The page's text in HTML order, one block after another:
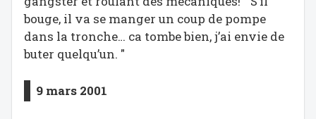
bouge, il va se manger un coup de pompe
dans la tronche… ca tombe bien, j’ai envie de
buter quelqu’un. "
9 mars 2001